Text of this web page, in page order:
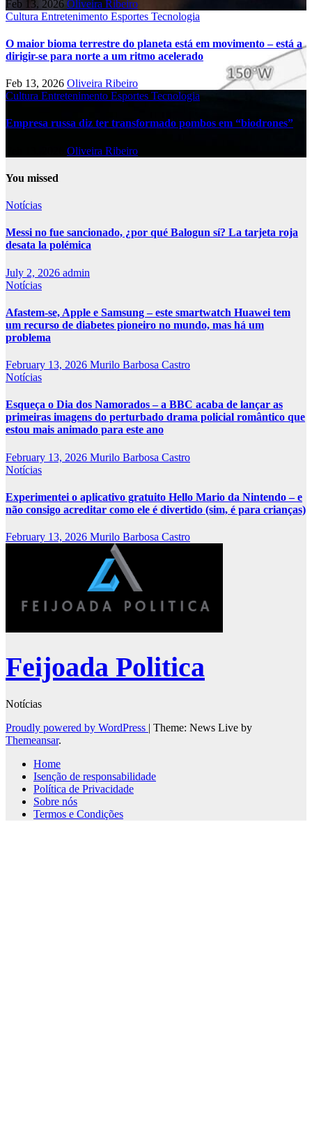
Feb 13, 2026 Oliveira Ribeiro
Cultura Entretenimento Esportes Tecnologia
O maior bioma terrestre do planeta está em movimento – está a
dirigir-se para norte a um ritmo acelerado
Feb 13, 2026 Oliveira Ribeiro
Cultura Entretenimento Esportes Tecnologia
Empresa russa diz ter transformado pombos em “biodrones”
Oliveira Ribeiro
You missed
Notícias
Messi no fue sancionado, ¿por qué Balogun sí? La tarjeta roja
desata la polémica
July 2, 2026 admin
Notícias
Afastem-se, Apple e Samsung – este smartwatch Huawei tem
um recurso de diabetes pioneiro no mundo, mas há um
problema
February 13, 2026 Murilo Barbosa Castro
Notícias
Esqueça o Dia dos Namorados – a BBC acaba de lançar as
primeiras imagens do perturbado drama policial romântico que
estou mais animado para este ano
February 13, 2026 Murilo Barbosa Castro
Notícias
Experimentei o aplicativo gratuito Hello Mario da Nintendo – e
não consigo acreditar como ele é divertido (sim, é para crianças)
February 13, 2026 Murilo Barbosa Castro
Feijoada Politica
Notícias
Proudly powered by WordPress | Theme: News Live by
Themeansar.
Home
Isenção de responsabilidade
Política de Privacidade
Sobre nós
Termos e Condições